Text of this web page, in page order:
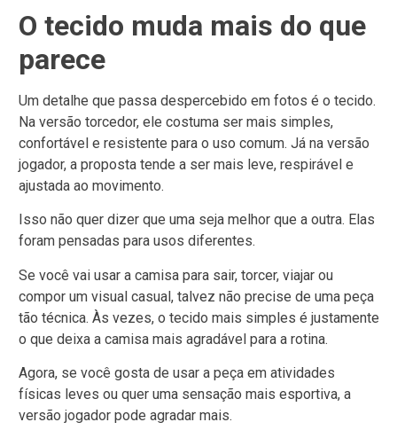
O tecido muda mais do que
parece
Um detalhe que passa despercebido em fotos é o tecido.
Na versão torcedor, ele costuma ser mais simples,
confortável e resistente para o uso comum. Já na versão
jogador, a proposta tende a ser mais leve, respirável e
ajustada ao movimento.
Isso não quer dizer que uma seja melhor que a outra. Elas
foram pensadas para usos diferentes.
Se você vai usar a camisa para sair, torcer, viajar ou
compor um visual casual, talvez não precise de uma peça
tão técnica. Às vezes, o tecido mais simples é justamente
o que deixa a camisa mais agradável para a rotina.
Agora, se você gosta de usar a peça em atividades
físicas leves ou quer uma sensação mais esportiva, a
versão jogador pode agradar mais.